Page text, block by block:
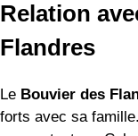
Relation
Flandres
Le Bouvier des
forts avec sa